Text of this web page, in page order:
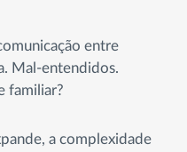
entre
Mal-entendidos.
familiar?
a complexidade